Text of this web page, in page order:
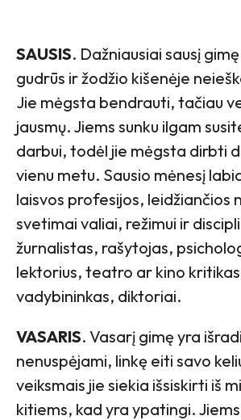
SAUSIS. Dažniausiai sausį
gudrūs ir žodžio kišenėje
Jie mėgsta bendrauti, tačiau
jausmų. Jiems sunku ilgam
darbui, todėl jie mėgsta dirbti
vienu metu. Sausio mėnesį
laisvos profesijos, leidžiančios
svetimai valiai, režimui ir
žurnalistas, rašytojas,
lektorius, teatro ar kino
vadybininkas, diktoriai.
VASARIS. Vasarį gimę yra
nenuspėjami, linkę eiti savo
veiksmais jie siekia išsiskirti iš
kitiems, kad yra ypatingi.